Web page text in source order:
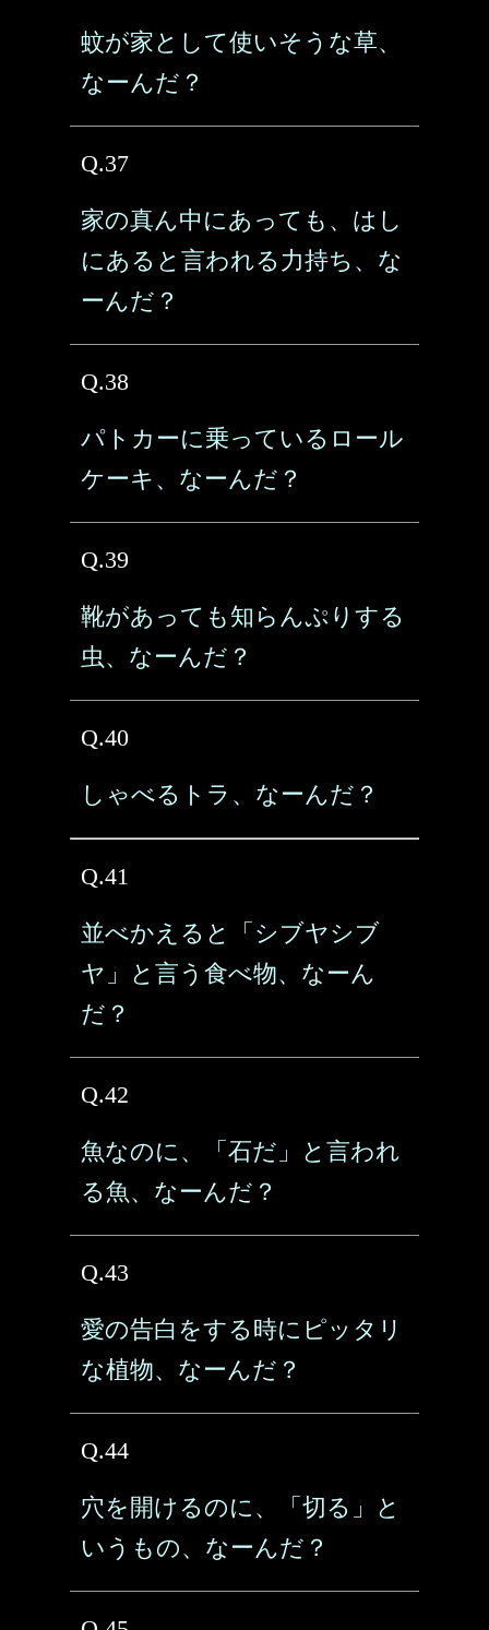
蚊が家として使いそうな草、
なーんだ？
Q.37
家の真ん中にあっても、はし
にあると言われる力持ち、な
ーんだ？
Q.38
パトカーに乗っているロール
ケーキ、なーんだ？
Q.39
靴があっても知らんぷりする
虫、なーんだ？
Q.40
しゃべるトラ、なーんだ？
Q.41
並べかえると「シブヤシブ
ヤ」と言う食べ物、なーん
だ？
Q.42
魚なのに、「石だ」と言われ
る魚、なーんだ？
Q.43
愛の告白をする時にピッタリ
な植物、なーんだ？
Q.44
穴を開けるのに、「切る」と
いうもの、なーんだ？